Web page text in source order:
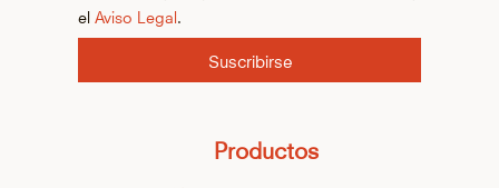
el Aviso Legal
Suscribirse
Productos